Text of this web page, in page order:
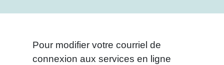
Pour modifier votre courriel de
connexion aux services en ligne